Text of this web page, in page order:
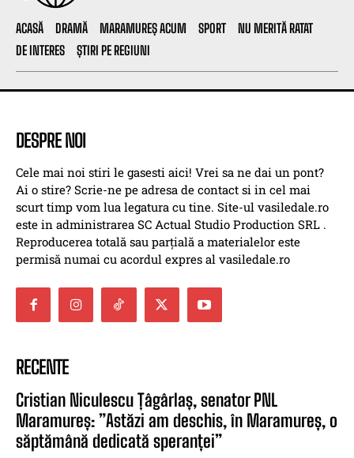
ACASĂ DRAMĂ MARAMUREȘ ACUM SPORT
NU MERITĂ RATAT
DE INTERES
ȘTIRI PE REGIUNI
DESPRE NOI
Cele mai noi stiri le gasesti aici! Vrei sa ne dai un pont?
Ai o stire? Scrie-ne pe adresa de contact si in cel mai
scurt timp vom lua legatura cu tine. Site-ul vasiledale.ro
este in administrarea SC Actual Studio Production SRL .
Reproducerea totală sau parțială a materialelor este
permisă numai cu acordul expres al vasiledale.ro
RECENTE
Cristian Niculescu Țâgârlaș, senator PNL
Maramureș: ”Astăzi am deschis, în Maramureș, o
săptămână dedicată speranței”